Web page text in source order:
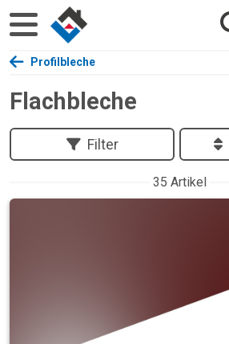
Profilbleche
Flachbleche
Filter
35 Artikel